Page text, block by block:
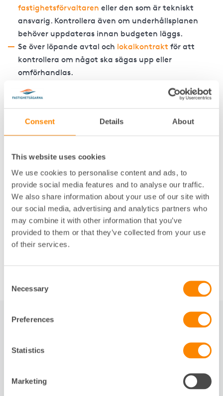
Consent Details About
This website uses cookies
We use cookies to personalise content and ads, to
provide social media features and to analyse our traffic.
We also share information about your use of our site with
our social media, advertising and analytics partners who
may combine it with other information that you’ve
provided to them or that they’ve collected from your use
of their services.
Selection
Necessary
Preferences
Statistics
Marketing
fastighetsförvaltaren eller den som är tekniskt
ansvarig. Kontrollera även om underhållsplanen
behöver uppdateras innan budgeten läggs.
Se över löpande avtal och lokalkontrakt för att
kontrollera om något ska sägas upp eller
omförhandlas.
som startpunkten till vilka arbeten som ska
Kontrollera lånevillkor och räntor, och ha dem som
utgångspunkt när du ser över finansiering och
Tidsplan för budgeten
Har din förening eller ditt företag
ekonomisk förvaltninghos oss på Fastighetsägarna
Service gör din ekonomiska förvaltare alltid ett
förslag på en ettårsbudget. Du får den under hösten
för att ha tid och möjlighet att revidera den. Vid
behov har vi ett budgetmöte innan budgeten